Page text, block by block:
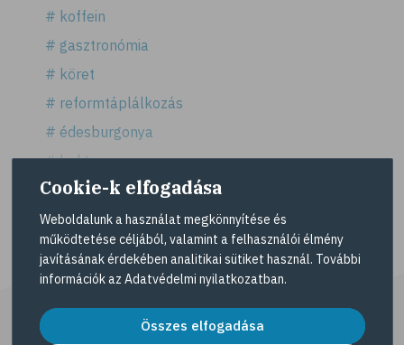
# koffein
# gasztronómia
# köret
# reformtáplálkozás
# édesburgonya
# bulgur
# köles
# puffadás
# vegetáriánus
# vegán
# vöröslencse
Mutass többet >
Cookie-k elfogadása
Weboldalunk a használat megkönnyítése és
működtetése céljából, valamint a felhasználói élmény
javításának érdekében analitikai sütiket használ. További
információk az Adatvédelmi nyilatkozatban.
Összes elfogadása